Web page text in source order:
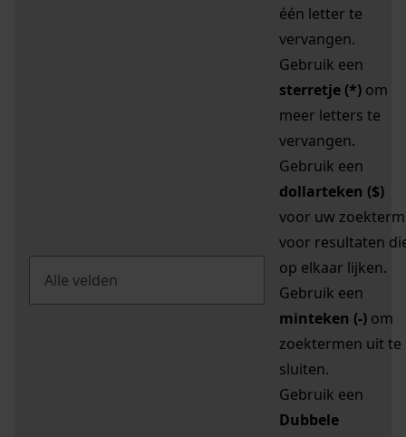
één letter te
vervangen.
Gebruik een
sterretje (*) om
meer letters te
vervangen.
Gebruik een
dollarteken ($)
voor uw zoekterm
voor resultaten
op elkaar lijken.
Gebruik een
minteken (-) om
zoektermen uit te
sluiten.
Gebruik een
Dubbele